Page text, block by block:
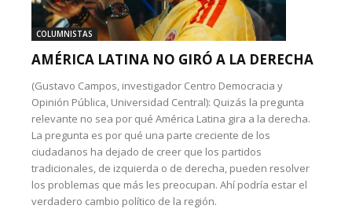
COLUMNISTAS
AMÉRICA LATINA NO GIRÓ A LA DERECHA
(Gustavo Campos, investigador Centro Democracia y
Opinión Pública, Universidad Central): Quizás la pregunta
relevante no sea por qué América Latina gira a la derecha.
La pregunta es por qué una parte creciente de los
ciudadanos ha dejado de creer que los partidos
tradicionales, de izquierda o de derecha, pueden resolver
los problemas que más les preocupan. Ahí podría estar el
verdadero cambio político de la región.